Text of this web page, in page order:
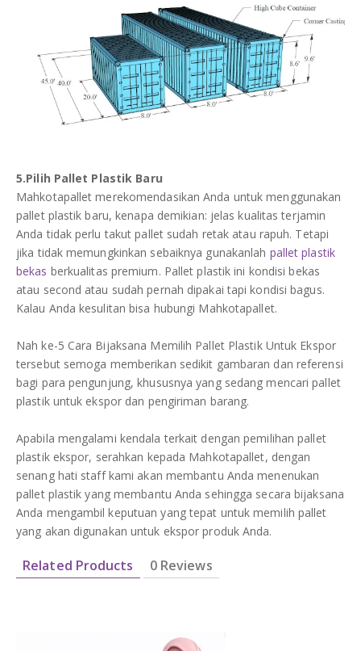
5.Pilih Pallet Plastik Baru
Mahkotapallet merekomendasikan Anda untuk menggunakan
pallet plastik baru, kenapa demikian: jelas kualitas terjamin
Anda tidak perlu takut pallet sudah retak atau rapuh. Tetapi
jika tidak memungkinkan sebaiknya gunakanlah pallet plastik
bekas berkualitas premium. Pallet plastik ini kondisi bekas
atau second atau sudah pernah dipakai tapi kondisi bagus.
Kalau Anda kesulitan bisa hubungi Mahkotapallet.
Nah ke-5 Cara Bijaksana Memilih Pallet Plastik Untuk Ekspor
tersebut semoga memberikan sedikit gambaran dan referensi
bagi para pengunjung, khususnya yang sedang mencari pallet
plastik untuk ekspor dan pengiriman barang.
Apabila mengalami kendala terkait dengan pemilihan pallet
plastik ekspor, serahkan kepada Mahkotapallet, dengan
senang hati staff kami akan membantu Anda menenukan
pallet plastik yang membantu Anda sehingga secara bijaksana
Anda mengambil keputuan yang tepat untuk memilih pallet
yang akan digunakan untuk ekspor produk Anda.
Related Products 0 Reviews